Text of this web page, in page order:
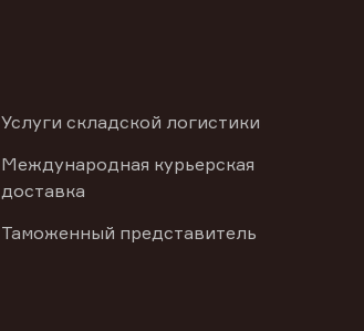
Услуги складской логистики
Международная курьерская
доставка
Таможенный представитель